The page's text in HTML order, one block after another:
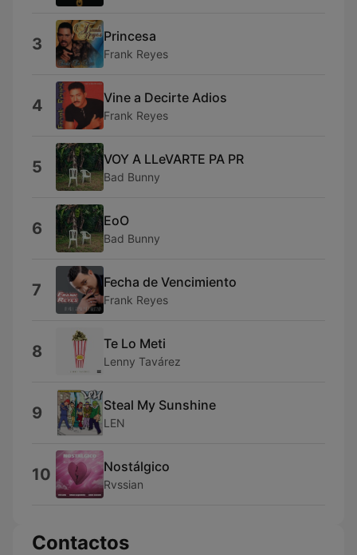
3 Princesa
Frank Reyes
4 Vine a Decirte Adios
Frank Reyes
5 VOY A LLeVARTE PA PR
Bad Bunny
6 EoO
Bad Bunny
7 Fecha de Vencimiento
Frank Reyes
8 Te Lo Meti
Lenny Tavárez
9 Steal My Sunshine
LEN
10 Nostálgico
Rvssian
Contactos